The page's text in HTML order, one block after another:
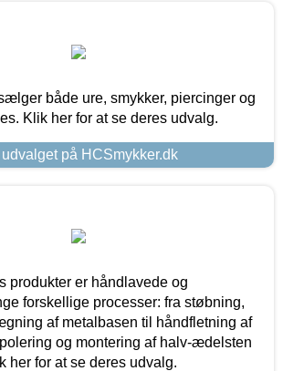
både ure, smykker, piercinger og
Klik her for at se deres udvalg.
på HCSmykker.dk
produkter er håndlavede og
forskellige processer: fra støbning,
af metalbasen til håndfletning af
og montering af halv-ædelsten
her for at se deres udvalg.